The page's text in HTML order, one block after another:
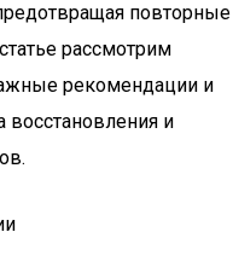
повторные
рассмотрим
рекомендации и
восстановления и